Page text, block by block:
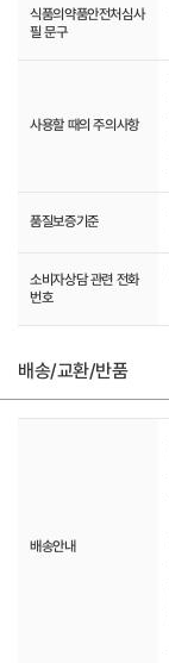
식품의약품안전처심사
필 문구
사용할 때의 주의사항
품질보증기준
소비자상담 관련 전화
번호
배송/교환/반품
배송안내